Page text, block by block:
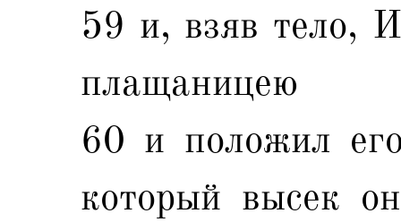
59 и, взяв тело,
плащаницею
60 и положил
который высек